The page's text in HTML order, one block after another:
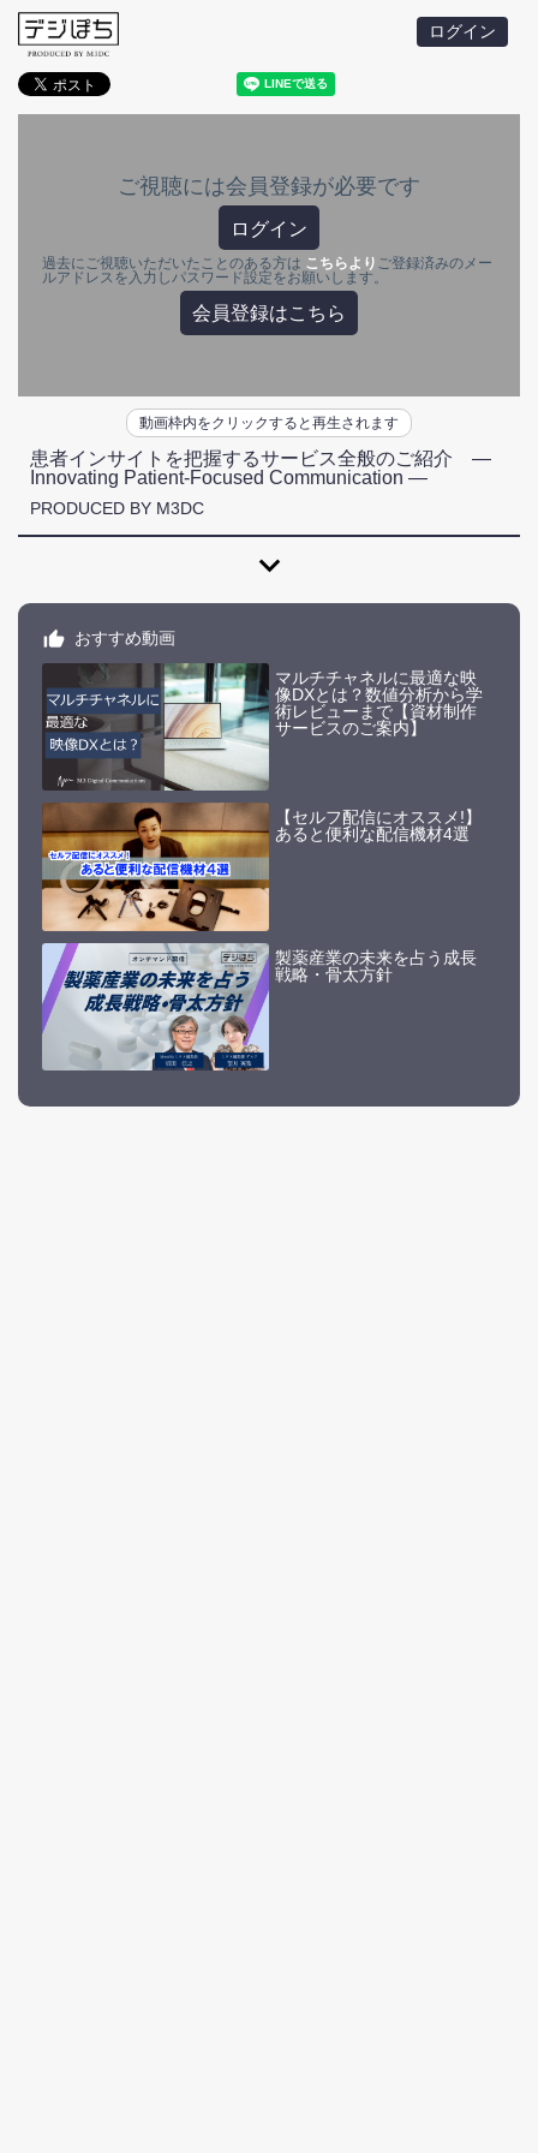
ログイン
ご視聴には会員登録が必要です
ログイン
過去にご視聴いただいたことのある方は こちらより ご登録済みのメー
ルアドレスを入力しパスワード設定をお願いします。
会員登録はこちら
動画枠内をクリックすると再生されます
患者インサイトを把握するサービス全般のご紹介 ―
Innovating Patient-Focused Communication ―
PRODUCED BY M3DC
expand_more
おすすめ動画
マルチチャネルに最適な映
像DXとは？数値分析から学
術レビューまで【資材制作
サービスのご案内】
【セルフ配信にオススメ!】
あると便利な配信機材4選
製薬産業の未来を占う成長
戦略・骨太方針